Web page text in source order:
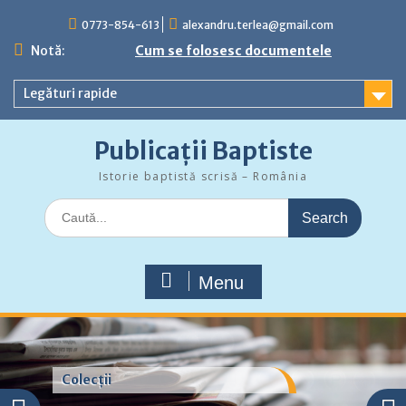
content
0773-854-613 alexandru.terlea@gmail.com
Notă: Cum se folosesc documentele
Legături rapide
Publicații Baptiste
Istorie baptistă scrisă – România
Search
for:
Menu
Colecții